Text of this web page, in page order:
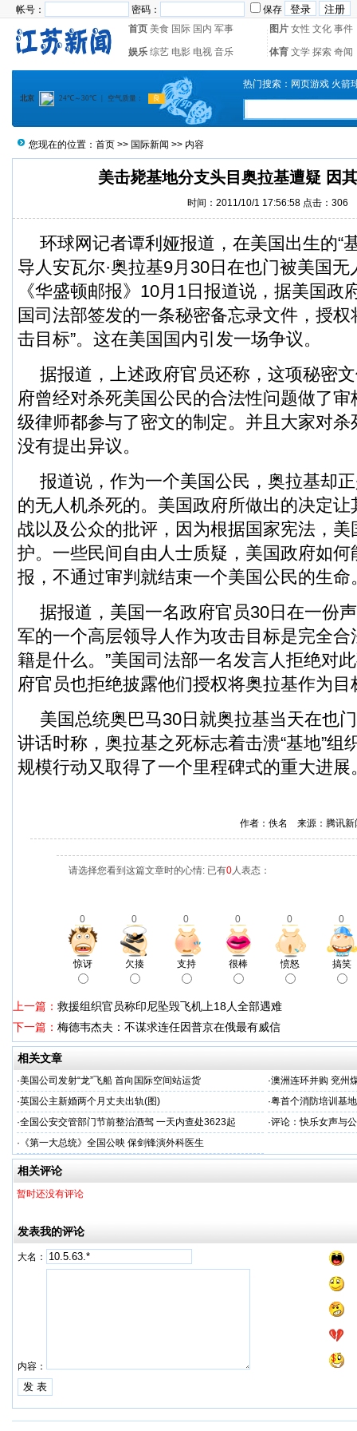
帐号： 密码：
保存
首页 美食 国际 国内 军事 图片 女性 文化 事件
娱乐 综艺 电影 电视 音乐 体育 文学 探索 奇闻
热门搜索： 网页游戏 火箭
您现在的位置： 首页 >> 国际新闻 >> 内容
美击毙基地分支头目奥拉基遭疑 因
时间：2011/10/1 17:56:58 点击： 306
环球网记者谭利娅报道，在美国出生的“
导人安瓦尔·奥拉基9月30日在也门被美国
《华盛顿邮报》10月1日报道说，据美国政
国司法部签发的一条秘密备忘录文件，授权
击目标”。这在美国国内引发一场争议。
据报道，上述政府官员还称，这项秘密
府曾经对杀死美国公民的合法性问题做了
级律师都参与了密文的制定。并且大家对
没有提出异议。
报道说，作为一个美国公民，奥拉基却
的无人机杀死的。美国政府所做出的决定
战以及公众的批评，因为根据国家宪法，
护。一些民间自由人士质疑，美国政府如
报，不通过审判就结束一个美国公民的生命
据报道，美国一名政府官员30日在一份
军的一个高层领导人作为攻击目标是完全
籍是什么。”美国司法部一名发言人拒绝对
府官员也拒绝披露他们授权将奥拉基作为
美国总统奥巴马30日就奥拉基当天在也
讲话时称，奥拉基之死标志着击溃“基地”组
规模行动又取得了一个里程碑式的重大进展
作者：佚名 来源：腾讯
请选择您看到这篇文章时的心情: 已有0人表态：
0 0 0 0 0 0
惊讶 欠揍 支持 很棒 愤怒 搞笑
上一篇： 救援组织官员称印尼坠毁飞机上18人全部遇难
下一篇： 梅德韦杰夫：不谋求连任因普京在俄最有威信
相关文章
·美国公司发射“龙”飞船 首向国际空间站运货 ·澳洲连环并购 兖州
·英国公主新婚两个月丈夫出轨(图) ·粤首个消防培训基
·全国公安交管部门节前整治酒驾 一天内查处3623起 ·评论：快乐女声与
· 《第一大总统》全国公映 保剑锋演外科医生
相关评论
暂时还没有评论
发表我的评论
大名：
内容：